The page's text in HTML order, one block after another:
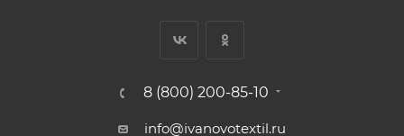
8 (800) 200-85-10
info@ivanovotextil.ru